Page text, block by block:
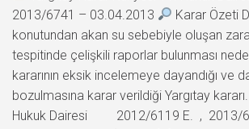
2013/6741 – 03.04.2013
Karar Özeti
konutundan akan su sebebiyle oluşan
tespitinde çelişkili raporlar bulunması
kararının eksik incelemeye dayandığı ve
bozulmasına karar verildiği Yargıtay
Hukuk Dairesi 2012/6119 E. , 2013/